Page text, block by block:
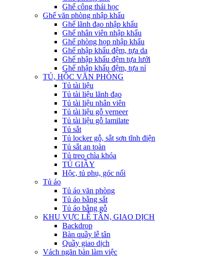
Ghế công thái học
Ghế văn phòng nhập khẩu
Ghế lãnh đạo nhập khẩu
Ghế nhân viên nhập khẩu
Ghế phòng họp nhập khẩu
Ghế nhập khẩu đệm, tựa da
Ghế nhập khẩu đệm tựa lưới
Ghế nhập khẩu đệm, tựa nỉ
TỦ, HỘC VĂN PHÒNG
Tủ tài liệu
Tủ tài liệu lãnh đạo
Tủ tài liệu nhân viên
Tủ tài liệu gỗ verneer
Tủ tài liệu gỗ lamilate
Tủ sắt
Tủ locker gỗ, sắt sơn tĩnh điện
Tủ sắt an toàn
Tủ treo chìa khóa
TỦ GIẦY
Hộc, tủ phụ, góc nối
Tủ áo
Tủ áo văn phòng
Tủ áo bằng sắt
Tủ áo bằng gỗ
KHU VỰC LỄ TÂN, GIAO DỊCH
Backdrop
Bàn quầy lễ tân
Quầy giao dịch
Vách ngăn bàn làm việc